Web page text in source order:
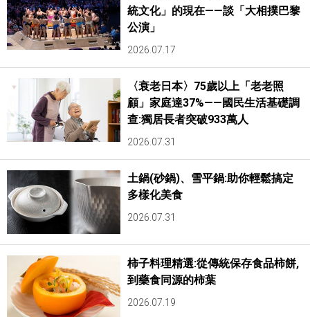
統文化」的現在——談「大相撲巴黎
公演」
2026.07.17
〈衰老日本〉75歲以上「老老照
顧」家庭達37%——國民生活基礎調
查:獨居長者突破933萬人
2026.07.31
土鍋(砂鍋)、雪平鍋:助你輕鬆搞定
多樣化美食
2026.07.31
柿子料理精選:從傳統保存食品柿餅,
到藥食同源的柿葉
2026.07.19